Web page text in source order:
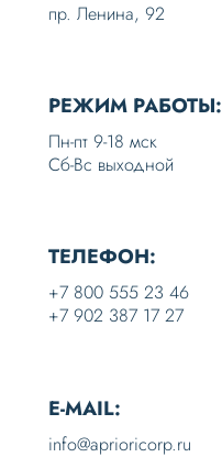
пр. Ленина, 92
РЕЖИМ РАБОТЫ:
Пн-пт 9-18 мск
Сб-Вс выходной
ТЕЛЕФОН:
+7 800 555 23 46
+7 902 387 17 27
E-MAIL:
info@aprioricorp.ru